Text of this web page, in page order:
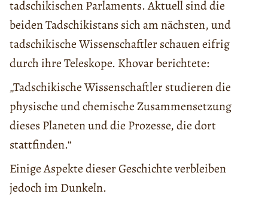
tadschikischen Parlaments. Aktuell sind die
beiden Tadschikistans sich am nächsten, und
tadschikische Wissenschaftler schauen eifrig
durch ihre Teleskope. Khovar berichtete:
„Tadschikische Wissenschaftler studieren die
physische und chemische Zusammensetzung
dieses Planeten und die Prozesse, die dort
stattfinden.“
Einige Aspekte dieser Geschichte verbleiben
jedoch im Dunkeln.